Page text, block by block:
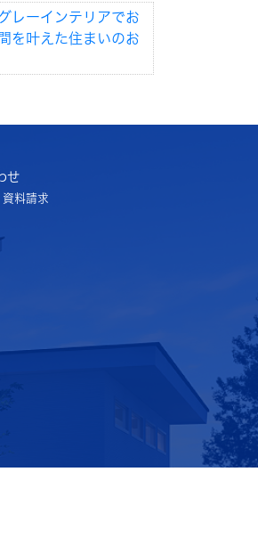
レーインテリアでお
を叶えた住まいのお
せ
料請求